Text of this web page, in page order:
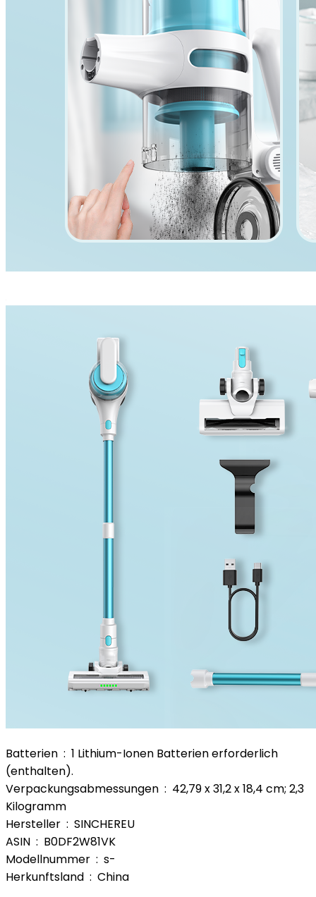
Batterien ‏ : ‎ 1 Lithium-Ionen Batterien erforderlich
(enthalten).
Verpackungsabmessungen ‏ : ‎ 42,79 x 31,2 x 18,4 cm; 2,3
Kilogramm
Hersteller ‏ : ‎ SINCHEREU
ASIN ‏ : ‎ B0DF2W81VK
Modellnummer ‏ : ‎ s-
Herkunftsland ‏ : ‎ China